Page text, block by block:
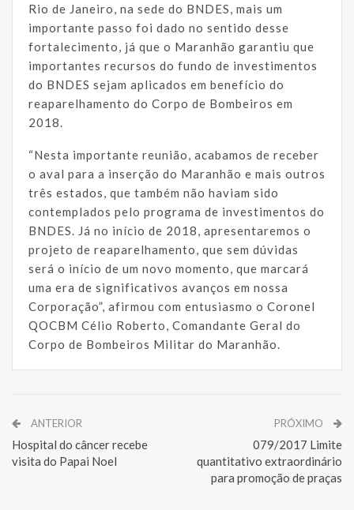
Rio de Janeiro, na sede do BNDES, mais um
importante passo foi dado no sentido desse
fortalecimento, já que o Maranhão garantiu que
importantes recursos do fundo de investimentos
do BNDES sejam aplicados em benefício do
reaparelhamento do Corpo de Bombeiros em
2018.
“Nesta importante reunião, acabamos de receber
o aval para a inserção do Maranhão e mais outros
três estados, que também não haviam sido
contemplados pelo programa de investimentos do
BNDES. Já no início de 2018, apresentaremos o
projeto de reaparelhamento, que sem dúvidas
será o início de um novo momento, que marcará
uma era de significativos avanços em nossa
Corporação”, afirmou com entusiasmo o Coronel
QOCBM Célio Roberto, Comandante Geral do
Corpo de Bombeiros Militar do Maranhão.
ANTERIOR
Hospital do câncer recebe
visita do Papai Noel
PRÓXIMO
079/2017 Limite
quantitativo extraordinário
para promoção de praças